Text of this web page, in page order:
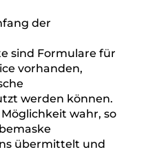
werden. Dies
Werden
deaktiviert,
mehr alle
für den